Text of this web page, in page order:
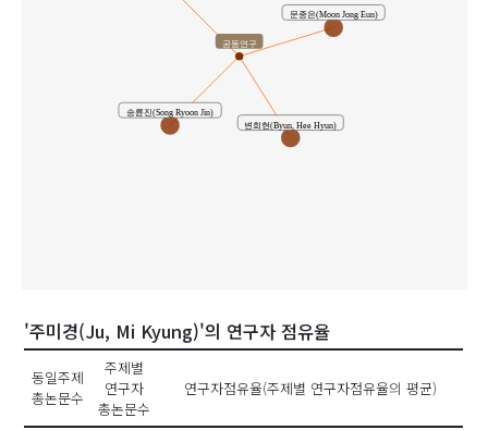
송륜진(Song Ryoon Jin)
변희현(Byun, Hee Hyun)
문종은(Moon Jong Eun)
공동연구
'주미경(Ju, Mi Kyung)'의 연구자 점유율
동일주제
총논문수
주제별
연구자
총논문수
연구자점유율(주제별 연구자점유율의 평균)